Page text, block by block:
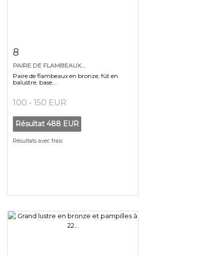
8
PAIRE DE FLAMBEAUX...
Paire de flambeaux en bronze, fût en
balustre, base...
100 - 150 EUR
Résultat 488 EUR
Résultats avec frais